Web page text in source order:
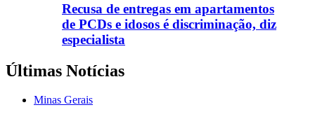
Recusa de entregas em apartamentos
de PCDs e idosos é discriminação, diz
especialista
Últimas Notícias
Minas Gerais